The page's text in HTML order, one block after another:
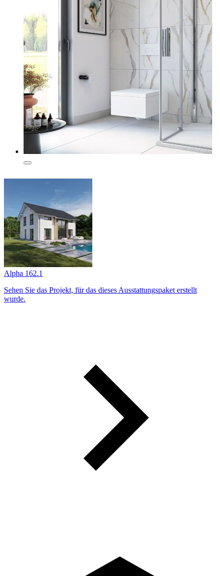
Alpha 162.1
Sehen Sie das Projekt, für das dieses Ausstattungs­paket erstellt
wurde.